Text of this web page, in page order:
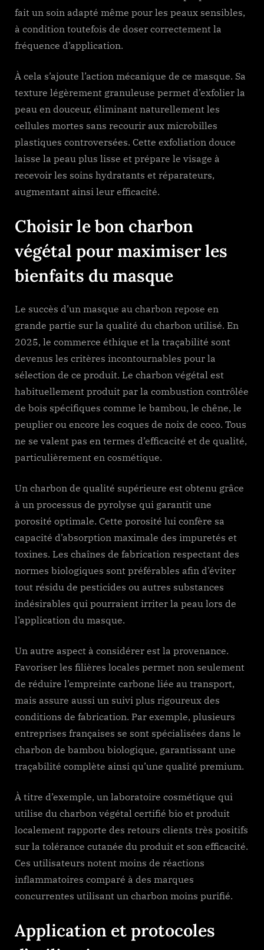
fait un soin adapté même pour les peaux sensibles,
à condition toutefois de doser correctement la
fréquence d’application.
À cela s’ajoute l’action mécanique de ce masque. Sa
texture légèrement granuleuse permet d’exfolier la
peau en douceur, éliminant naturellement les
cellules mortes sans recourir aux microbilles
plastiques controversées. Cette exfoliation douce
laisse la peau plus lisse et prépare le visage à
recevoir les soins hydratants et réparateurs,
augmentant ainsi leur efficacité.
Choisir le bon charbon
végétal pour maximiser les
bienfaits du masque
Le succès d’un masque au charbon repose en
grande partie sur la qualité du charbon utilisé. En
2025, le commerce éthique et la traçabilité sont
devenus les critères incontournables pour la
sélection de ce produit. Le charbon végétal est
habituellement produit par la combustion contrôlée
de bois spécifiques comme le bambou, le chêne, le
peuplier ou encore les coques de noix de coco. Tous
ne se valent pas en termes d’efficacité et de qualité,
particulièrement en cosmétique.
Un charbon de qualité supérieure est obtenu grâce
à un processus de pyrolyse qui garantit une
porosité optimale. Cette porosité lui confère sa
capacité d’absorption maximale des impuretés et
toxines. Les chaînes de fabrication respectant des
normes biologiques sont préférables afin d’éviter
tout résidu de pesticides ou autres substances
indésirables qui pourraient irriter la peau lors de
l’application du masque.
Un autre aspect à considérer est la provenance.
Favoriser les filières locales permet non seulement
de réduire l’empreinte carbone liée au transport,
mais assure aussi un suivi plus rigoureux des
conditions de fabrication. Par exemple, plusieurs
entreprises françaises se sont spécialisées dans le
charbon de bambou biologique, garantissant une
traçabilité complète ainsi qu’une qualité premium.
À titre d’exemple, un laboratoire cosmétique qui
utilise du charbon végétal certifié bio et produit
localement rapporte des retours clients très positifs
sur la tolérance cutanée du produit et son efficacité.
Ces utilisateurs notent moins de réactions
inflammatoires comparé à des marques
concurrentes utilisant un charbon moins purifié.
Application et protocoles